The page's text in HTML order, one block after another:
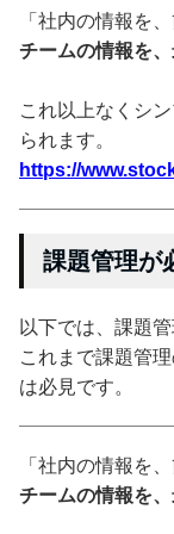
「社内の情報を
チームの情報を
これ以上なくシ
られます。
https://
課題管理が
以下では、課題
これまで課題管
は必見です。
「社内の情報を
チームの情報を